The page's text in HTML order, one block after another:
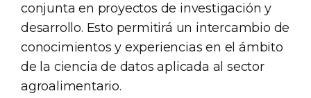
conjunta en proyectos de investigación y
desarrollo. Esto permitirá un intercambio de
conocimientos y experiencias en el ámbito
de la ciencia de datos aplicada al sector
agroalimentario.